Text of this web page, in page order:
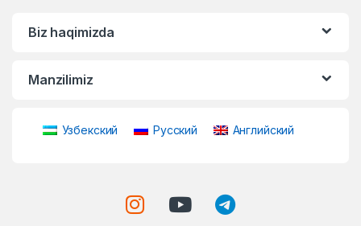
Biz haqimizda
Manzilimiz
Узбекский Русский Английский